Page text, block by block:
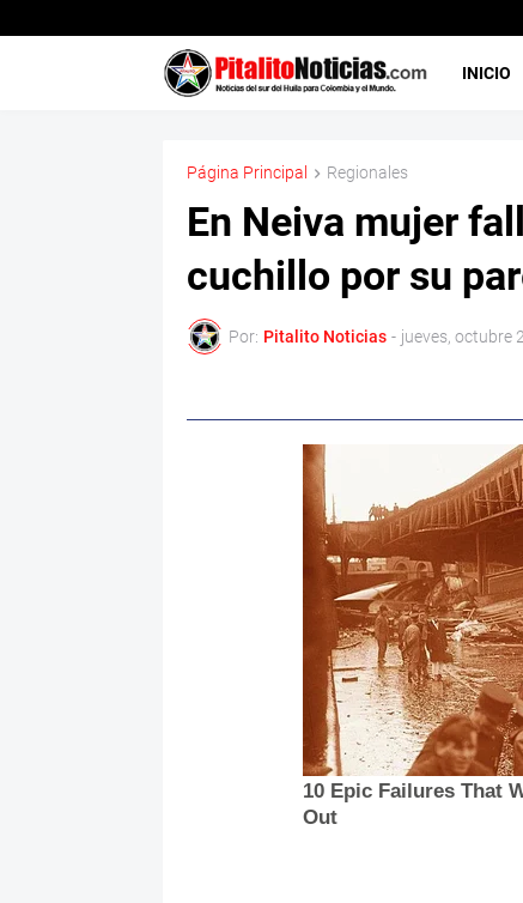
INICIO
Página Principal Regionales
En Neiva mujer
cuchillo por su
Por: Pitalito Noticias - jueves, octubre